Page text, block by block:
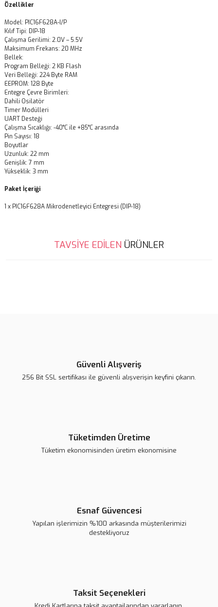
Özellikler
Model: PIC16F628A-I/P
Kılıf Tipi: DIP-18
Çalışma Gerilimi: 2.0V – 5.5V
Maksimum Frekans: 20 MHz
Bellek:
Program Belleği: 2 KB Flash
Veri Belleği: 224 Byte RAM
EEPROM: 128 Byte
Entegre Çevre Birimleri:
Dahili Osilatör
Timer Modülleri
UART Desteği
Çalışma Sıcaklığı: -40°C ile +85°C arasında
Pin Sayısı: 18
Boyutlar
Uzunluk: 22 mm
Genişlik: 7 mm
Yükseklik: 3 mm
Paket İçeriği
1 x PIC16F628A Mikrodenetleyici Entegresi (DIP-18)
Bu ürünün fiyat bilgisi, resim, ürün açıklamalarında ve diğer
konularda yetersiz gördüğünüz noktaları öneri formunu kullanarak
TAVSİYE EDİLEN ÜRÜNLER
Sepete Ekle
Mikro SD Kart Modülü
Güvenli Alışveriş
256 Bit SSL sertifikası ile güvenli alışverişin keyfini çıkarın.
Tüketimden Üretime
Tüketim ekonomisinden üretim ekonomisine
Esnaf Güvencesi
Yapılan işlerimizin %100 arkasında müşterilerimizi
destekliyoruz
Taksit Seçenekleri